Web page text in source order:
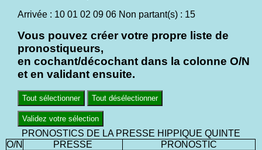
Arrivée : 10 01 02 09 06 Non partant(s) : 15
Vous pouvez créer votre propre liste de
pronostiqueurs,
en cochant/décochant dans la colonne O/N
et en validant ensuite.
Tout sélectionner Tout désélectionner
Validez votre sélection
PRONOSTICS DE LA PRESSE HIPPIQUE QUINTE
O/N
PRESSE PRONOSTIC